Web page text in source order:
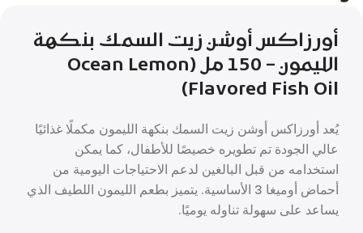
أورزاكس أوشن زيت السمك بنكهة
الليمون – 150 مل (Ocean Lemon
Flavored Fish Oil)
يُعد أورزاكس أوشن زيت السمك بنكهة الليمون مكملًا غذائيًا
عالي الجودة تم تطويره خصيصًا للأطفال، كما يمكن
استخدامه من قبل البالغين لدعم الاحتياجات اليومية من
أحماض أوميغا 3 الأساسية. يتميز بطعم الليمون اللطيف الذي
يساعد على سهولة تناوله يوميًا.